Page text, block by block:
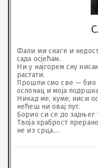
Фали ми снаге и
сада осјећам.
Ни у најгорем сну
растати.
Прошли смо све — био
ослонац и моја
Никад ме, куме, ниси
нећеш ни овај пут.
Борио си се до задњег
Твоја храброст
не из срца.
Нека су ти лаке ране,